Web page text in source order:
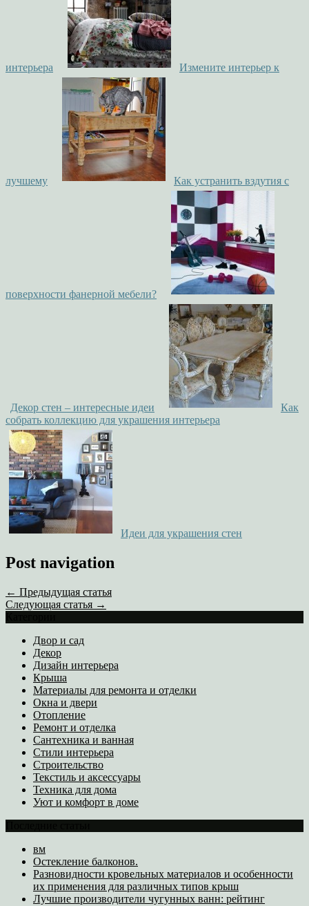
интерьера Измените интерьер к
лучшему Как устранить вздутия с
поверхности фанерной мебели?
Декор стен – интересные идеи
Как
собрать коллекцию для украшения интерьера
Идеи для украшения стен
Post navigation
← Предыдущая статья
Следующая статья →
Двор и сад
Декор
Дизайн интерьера
Крыша
Материалы для ремонта и отделки
Окна и двери
Отопление
Ремонт и отделка
Сантехника и ванная
Стили интерьера
Строительство
Текстиль и аксессуары
Техника для дома
Уют и комфорт в доме
вм
Остекление балконов.
Разновидности кровельных материалов и особенности
их применения для различных типов крыш
Лучшие производители чугунных ванн: рейтинг